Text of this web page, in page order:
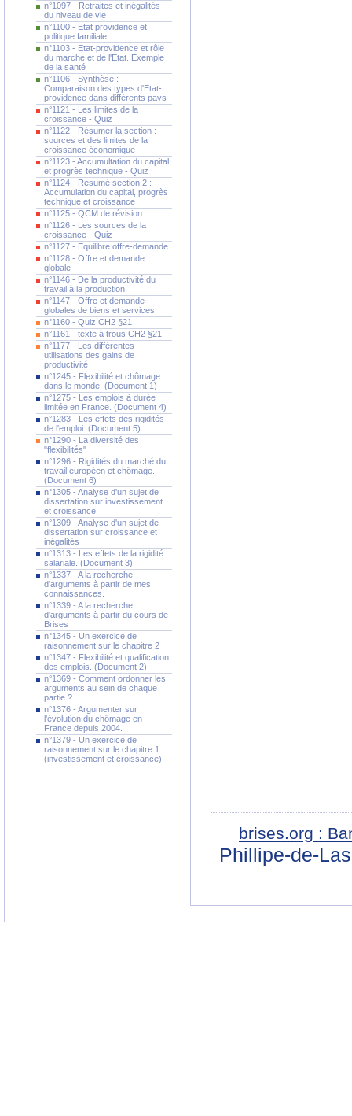
n°1097 - Retraites et inégalités
du niveau de vie
n°1100 - Etat providence et
politique familiale
n°1103 - Etat-providence et rôle
du marche et de l'Etat. Exemple
de la santé
n°1106 - Synthèse :
Comparaison des types d'Etat-
providence dans différents pays
n°1121 - Les limites de la
croissance - Quiz
n°1122 - Résumer la section :
sources et des limites de la
croissance économique
n°1123 - Accumultation du capital
et progrès technique - Quiz
n°1124 - Resumé section 2 :
Accumulation du capital, progrès
technique et croissance
n°1125 - QCM de révision
n°1126 - Les sources de la
croissance - Quiz
n°1127 - Equilibre offre-demande
n°1128 - Offre et demande
globale
n°1146 - De la productivité du
travail à la production
n°1147 - Offre et demande
globales de biens et services
n°1160 - Quiz CH2 §21
n°1161 - texte à trous CH2 §21
n°1177 - Les différentes
utilisations des gains de
productivité
n°1245 - Flexibilité et chômage
dans le monde. (Document 1)
n°1275 - Les emplois à durée
limitée en France. (Document 4)
n°1283 - Les effets des rigidités
de l'emploi. (Document 5)
n°1290 - La diversité des
"flexibilités"
n°1296 - Rigidités du marché du
travail européen et chômage.
(Document 6)
n°1305 - Analyse d'un sujet de
dissertation sur investissement
et croissance
n°1309 - Analyse d'un sujet de
dissertation sur croissance et
inégalités
n°1313 - Les effets de la rigidité
salariale. (Document 3)
n°1337 - A la recherche
d'arguments à partir de mes
connaissances.
n°1339 - A la recherche
d'arguments à partir du cours de
Brises
n°1345 - Un exercice de
raisonnement sur le chapitre 2
n°1347 - Flexibilité et qualification
des emplois. (Document 2)
n°1369 - Comment ordonner les
arguments au sein de chaque
partie ?
n°1376 - Argumenter sur
l'évolution du chômage en
France depuis 2004.
n°1379 - Un exercice de
raisonnement sur le chapitre 1
(investissement et croissance)
brises.org :
Phillipe-de-